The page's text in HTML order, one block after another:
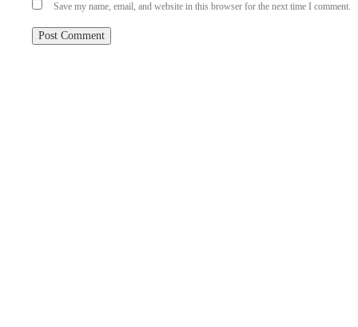
Save my name, email, and website in this browser for the next time I comment.